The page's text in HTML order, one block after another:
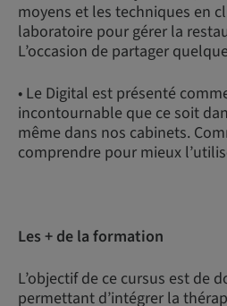
moyens et les techniques en
laboratoire pour gérer la
L’occasion de partager
• Le Digital est présenté
incontournable que ce soit
même dans nos cabinets.
comprendre pour mieux
Les + de la formation
L’objectif de ce cursus est de
permettant d’intégrer la